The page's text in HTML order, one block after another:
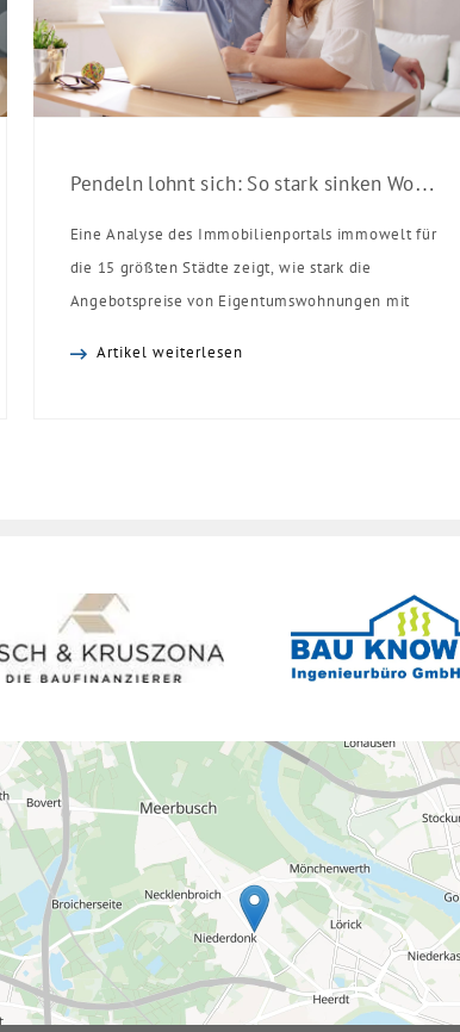
Pendeln lohnt sich: So stark sinken Wohnungspreise im Umland
Eine Analyse des Immobilienportals immowelt für
die 15 größten Städte zeigt, wie stark die
Angebotspreise von Eigentumswohnungen mit
Artikel weiterlesen